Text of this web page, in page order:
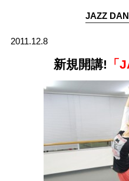
JAZZ
2011.12.8
新規開講! 「